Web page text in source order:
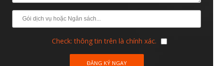
Check: thông tin trên là chính xác.